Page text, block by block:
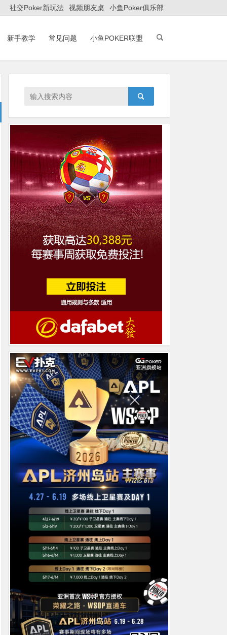
社交Poker新玩法 视频朋友桌 小鱼Poker俱乐部
新手教学 常见问题 小鱼POKER联盟